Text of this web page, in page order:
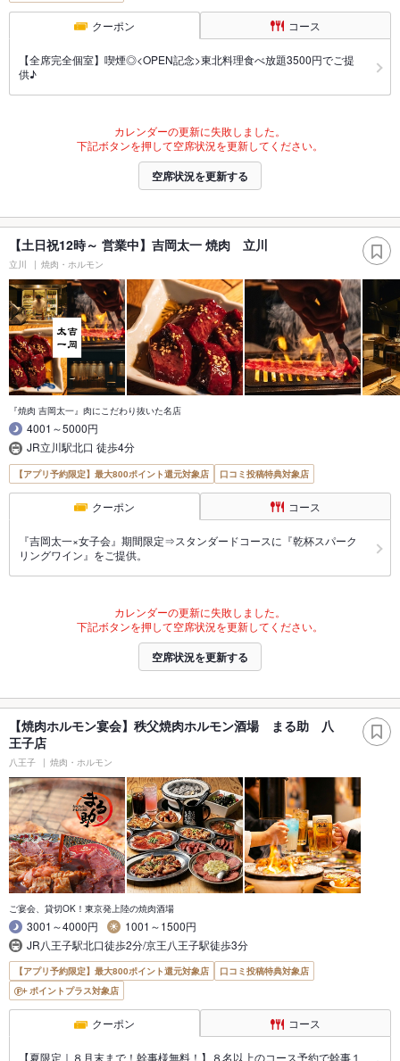
クーポン コース
【全席完全個室】喫煙◎<OPEN記念>東北料理食べ放題3500円でご提
供♪
カレンダーの更新に失敗しました。
下記ボタンを押して空席状況を更新してください。
空席状況を更新する
【土日祝12時～ 営業中】吉岡太一 焼肉 立川
立川 焼肉・ホルモン
『焼肉 吉岡太一』肉にこだわり抜いた名店
4001～5000円
JR立川駅北口 徒歩4分
【アプリ予約限定】最大800ポイント還元対象店 口コミ投稿特典対象店
クーポン コース
『吉岡太一×女子会』期間限定⇒スタンダードコースに『乾杯スパーク
リングワイン』をご提供。
カレンダーの更新に失敗しました。
下記ボタンを押して空席状況を更新してください。
空席状況を更新する
【焼肉ホルモン宴会】秩父焼肉ホルモン酒場 まる助 八
王子店
八王子 焼肉・ホルモン
ご宴会、貸切OK！東京発上陸の焼肉酒場
3001～4000円
1001～1500円
JR八王子駅北口徒歩2分/京王八王子駅徒歩3分
【アプリ予約限定】最大800ポイント還元対象店
口コミ投稿特典対象店
ポイントプラス対象店
クーポン コース
【夏限定｜８月末まで！幹事様無料！】８名以上のコース予約で幹事１